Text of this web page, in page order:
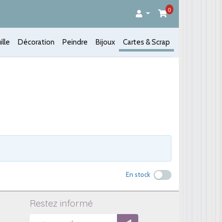
0
Décoration Peindre Bijoux Cartes & Scrap
En stock
Restez informé